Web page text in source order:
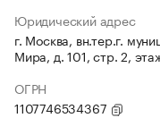
Юридический адрес
г. Москва, вн.тер.г.
Мира, д. 101, стр. 2,
ОГРН
1107746534367